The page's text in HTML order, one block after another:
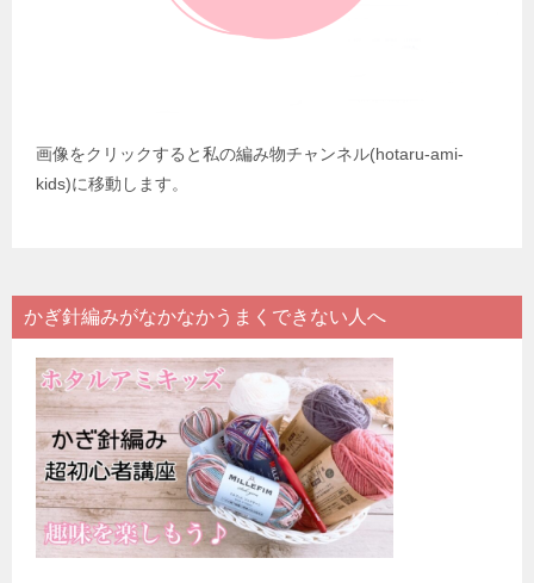
画像をクリックすると私の編み物チャンネル(hotaru-ami-
kids)に移動します。
かぎ針編みがなかなかうまくできない人へ